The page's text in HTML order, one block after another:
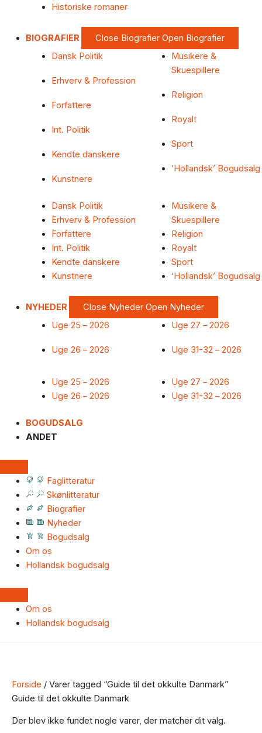
Historiske romaner
BIOGRAFIER Close Biografier Open Biografier
Dansk Politik
Erhverv & Profession
Forfattere
Int. Politik
Kendte danskere
Kunstnere
Musikere &
Skuespillere
Religion
Royalt
Sport
‘Hollandsk’ Bogudsalg
Dansk Politik
Erhverv & Profession
Forfattere
Int. Politik
Kendte danskere
Kunstnere
Musikere &
Skuespillere
Religion
Royalt
Sport
‘Hollandsk’ Bogudsalg
NYHEDER Close Nyheder Open Nyheder
Uge 25 – 2026
Uge 26 – 2026
Uge 27 – 2026
Uge 31-32 – 2026
Uge 25 – 2026
Uge 26 – 2026
Uge 27 – 2026
Uge 31-32 – 2026
BOGUDSALG
ANDET
Faglitteratur
Skønlitteratur
Biografier
Nyheder
Bogudsalg
Om os
Hollandsk bogudsalg
Om os
Hollandsk bogudsalg
Forside / Varer tagged “Guide til det okkulte Danmark”
Guide til det okkulte Danmark
Der blev ikke fundet nogle varer, der matcher dit valg.